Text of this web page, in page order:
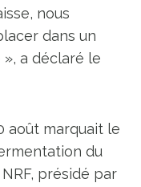
nous
dans un
a déclaré le
août marquait le
du
présidé par